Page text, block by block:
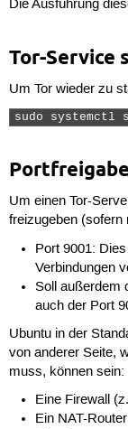
Die Ausführung
Tor-Service
Um Tor wieder zu
sudo
Portfreigabe
Um einen Tor-
freizugeben (sofern
Port 9001:
Verbindungen
Soll außerdem
auch der Port
Ubuntu in der
von anderer Seite,
muss, können sein:
Eine Firewall
Ein NAT-Router